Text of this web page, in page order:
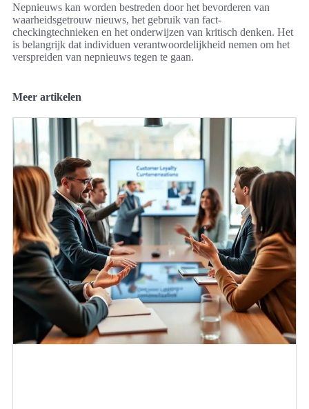
Nepnieuws kan worden bestreden door het bevorderen van
waarheidsgetrouw nieuws, het gebruik van fact-
checkingtechnieken en het onderwijzen van kritisch denken. Het
is belangrijk dat individuen verantwoordelijkheid nemen om het
verspreiden van nepnieuws tegen te gaan.
Meer artikelen